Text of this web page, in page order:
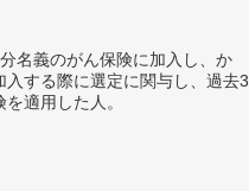
名義のがん保険に加入し、か
入する際に選定に関与し、過去3
適用した人。